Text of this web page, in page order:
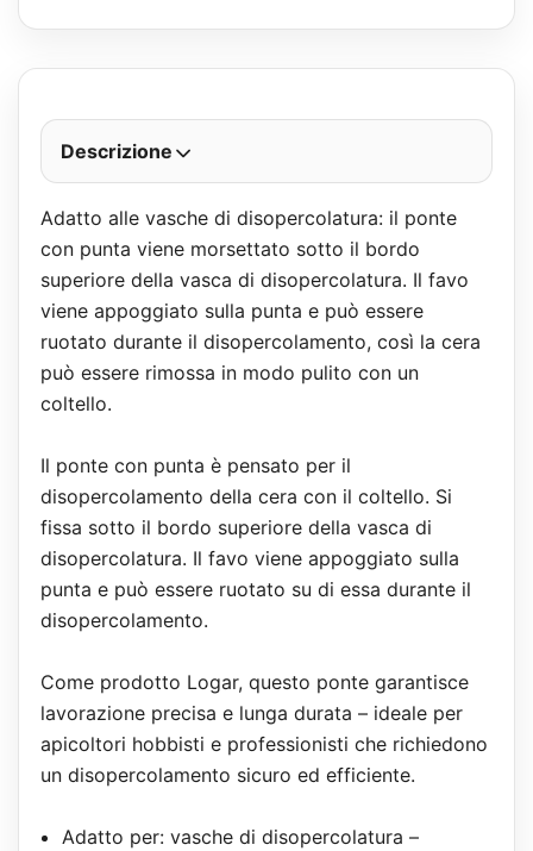
Descrizione
Adatto alle vasche di disopercolatura: il ponte
con punta viene morsettato sotto il bordo
superiore della vasca di disopercolatura. Il favo
viene appoggiato sulla punta e può essere
ruotato durante il disopercolamento, così la cera
può essere rimossa in modo pulito con un
coltello.
Il ponte con punta è pensato per il
disopercolamento della cera con il coltello. Si
fissa sotto il bordo superiore della vasca di
disopercolatura. Il favo viene appoggiato sulla
punta e può essere ruotato su di essa durante il
disopercolamento.
Come prodotto Logar, questo ponte garantisce
lavorazione precisa e lunga durata – ideale per
apicoltori hobbisti e professionisti che richiedono
un disopercolamento sicuro ed efficiente.
Adatto per: vasche di disopercolatura –